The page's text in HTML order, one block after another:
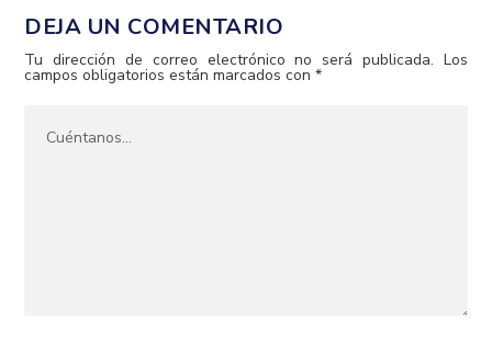
DEJA UN COMENTARIO
Tu dirección de correo electrónico no será publicada. Los
campos obligatorios están marcados con*